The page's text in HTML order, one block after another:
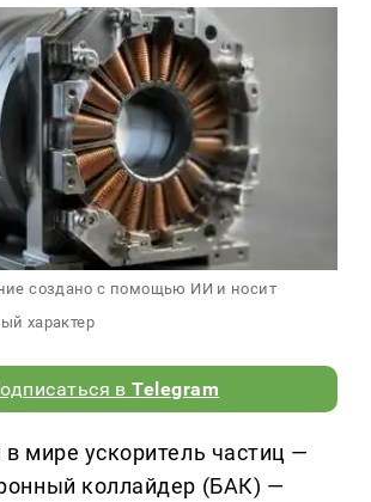
создано с помощью ИИ и носит
характер
вTelegram
мире ускоритель частиц —
коллайдер (БАК) —